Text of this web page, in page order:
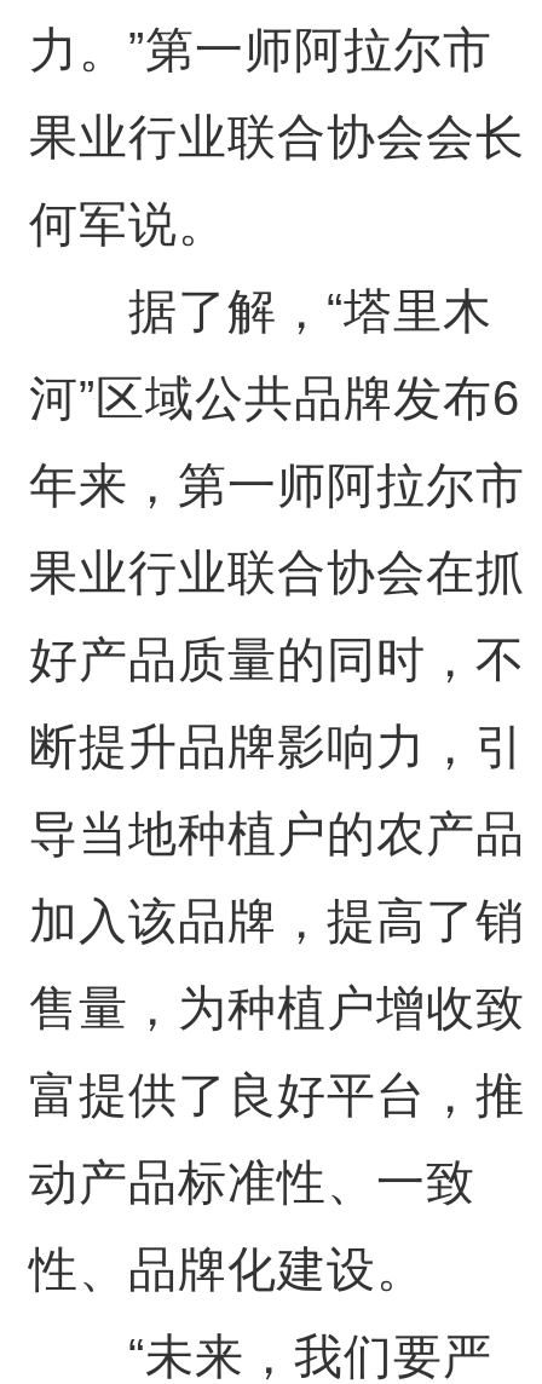
力。”第一师阿拉尔市
果业行业联合协会会长
何军说。
据了解，“塔里木
河”区域公共品牌发布6
年来，第一师阿拉尔市
果业行业联合协会在抓
好产品质量的同时，不
断提升品牌影响力，引
导当地种植户的农产品
加入该品牌，提高了销
售量，为种植户增收致
富提供了良好平台，推
动产品标准性、一致
性、品牌化建设。
“未来，我们要严